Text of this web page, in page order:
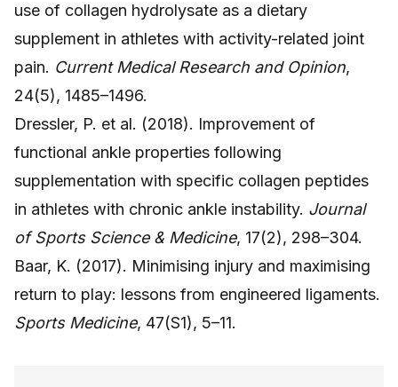
use of collagen hydrolysate as a dietary
supplement in athletes with activity-related joint
pain. Current Medical Research and Opinion,
24(5), 1485–1496.
Dressler, P. et al. (2018). Improvement of
functional ankle properties following
supplementation with specific collagen peptides
in athletes with chronic ankle instability. Journal
of Sports Science & Medicine, 17(2), 298–304.
Baar, K. (2017). Minimising injury and maximising
return to play: lessons from engineered ligaments.
Sports Medicine, 47(S1), 5–11.